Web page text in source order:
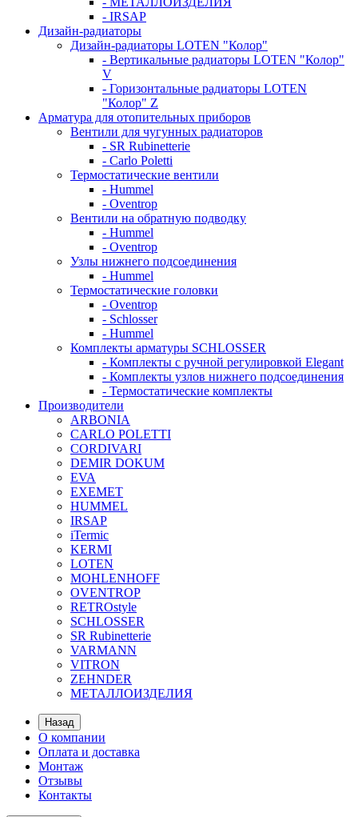
- IRSAP
Дизайн-радиаторы
Дизайн-радиаторы LOTEN "Колор"
- Вертикальные радиаторы LOTEN "Колор"
V
- Горизонтальные радиаторы LOTEN
"Колор" Z
Арматура для отопительных приборов
Вентили для чугунных радиаторов
- SR Rubinetterie
- Carlo Poletti
Термостатические вентили
- Hummel
- Oventrop
Вентили на обратную подводку
- Hummel
- Oventrop
Узлы нижнего подсоединения
- Hummel
Термостатические головки
- Oventrop
- Schlosser
- Hummel
Комплекты арматуры SCHLOSSER
- Комплекты с ручной регулировкой Elegant
- Комплекты узлов нижнего подсоединения
- Термостатические комплекты
Производители
ARBONIA
CARLO POLETTI
CORDIVARI
DEMIR DOKUM
EVA
EXEMET
HUMMEL
IRSAP
iTermic
KERMI
LOTEN
MOHLENHOFF
OVENTROP
RETROstyle
SCHLOSSER
SR Rubinetterie
VARMANN
VITRON
ZEHNDER
МЕТАЛЛОИЗДЕЛИЯ
Назад
О компании
Оплата и доставка
Монтаж
Отзывы
Контакты